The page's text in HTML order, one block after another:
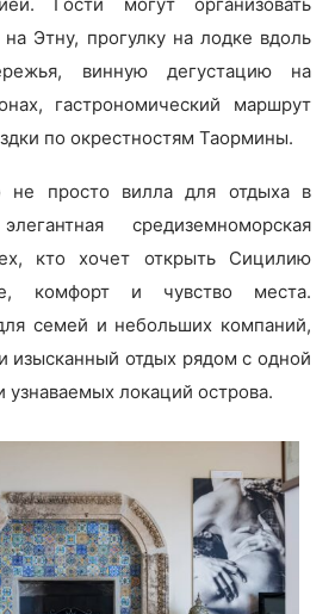
Этну, прогулку на лодке вдоль
винную дегустацию на
гастрономический маршрут
по окрестностям Таормины.
просто вилла для отдыха в
средиземноморская
кто хочет открыть Сицилию
комфорт и чувство места.
семей и небольших компаний,
изысканный отдых рядом с одной
узнаваемых локаций острова.